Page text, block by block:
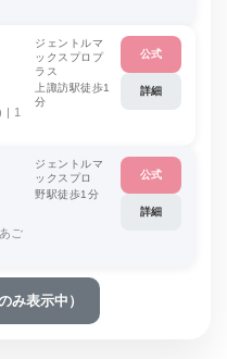
| 1
ジェントルマ
ックスプロプ
ラス
上諏訪駅徒歩1
分
公式
詳細
ご
ジェントルマ
ックスプロ
野駅徒歩1分
公式
詳細
み表示中）